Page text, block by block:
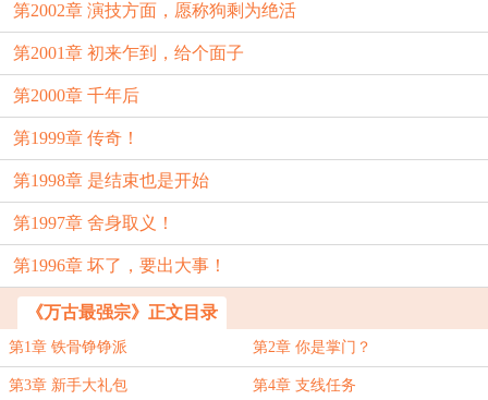
第2002章 演技方面，愿称狗剩为绝活
第2001章 初来乍到，给个面子
第2000章 千年后
第1999章 传奇！
第1998章 是结束也是开始
第1997章 舍身取义！
第1996章 坏了，要出大事！
《万古最强宗》正文目录
第1章 铁骨铮铮派 第2章 你是掌门？
第3章 新手大礼包 第4章 支线任务